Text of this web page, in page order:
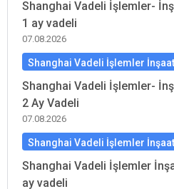
Shanghai Vadeli İşlemler-
1 ay vadeli
07.08.2026
Shanghai Vadeli İşlemler
Shanghai Vadeli İşlemler-
2 Ay Vadeli
07.08.2026
Shanghai Vadeli İşlemler
Shanghai Vadeli İşlemler
ay vadeli